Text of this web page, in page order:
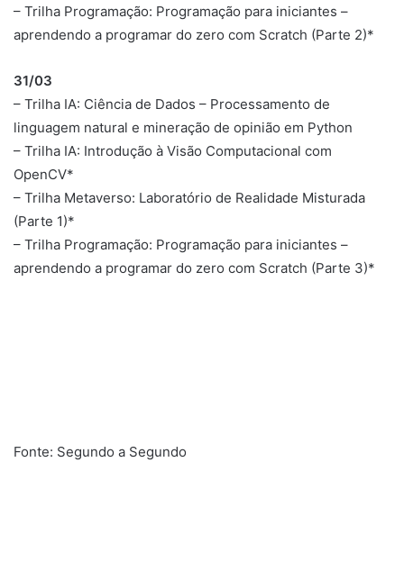
– Trilha Programação: Programação para iniciantes –
aprendendo a programar do zero com Scratch (Parte 2)*
31/03
– Trilha IA: Ciência de Dados – Processamento de
linguagem natural e mineração de opinião em Python
– Trilha IA: Introdução à Visão Computacional com
OpenCV*
– Trilha Metaverso: Laboratório de Realidade Misturada
(Parte 1)*
– Trilha Programação: Programação para iniciantes –
aprendendo a programar do zero com Scratch (Parte 3)*
Fonte: Segundo a Segundo